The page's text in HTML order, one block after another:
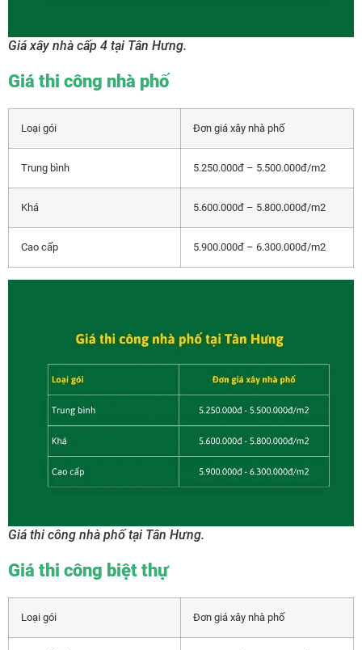
Giá xây nhà cấp 4 tại Tân Hưng.
Giá thi công nhà phố
Loại gói Đơn giá xây nhà phố
Trung bình 5.250.000đ – 5.500.000đ/m2
Khá 5.600.000đ – 5.800.000đ/m2
Cao cấp 5.900.000đ – 6.300.000đ/m2
Giá thi công nhà phố tại Tân Hưng.
Giá thi công biệt thự
Loại gói Đơn giá xây nhà phố